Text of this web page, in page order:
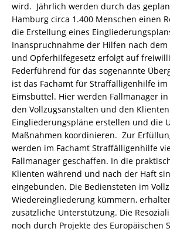
wird. Jährlich werden durch das
Hamburg circa 1.400 Menschen einen
die Erstellung eines
Inanspruchnahme der Hilfen nach dem
und Opferhilfegesetz erfolgt auf
Federführend für das sogenannte
ist das Fachamt für Straffälligenhilfe im
Eimsbüttel. Hier werden Fallmanager
den Vollzugsanstalten und den
Eingliederungspläne erstellen und die
Maßnahmen koordinieren. Zur
werden im Fachamt Straffälligenhilfe
Fallmanager geschaffen. In die
Klienten während und nach der Haft
eingebunden. Die Bediensteten im
Wiedereingliederung kümmern,
zusätzliche Unterstützung. Die
noch durch Projekte des Europäischen